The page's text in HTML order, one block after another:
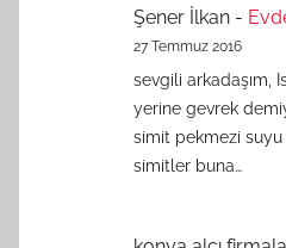
Şener İlkan -
27 Temmuz 2016
sevgili arkadaşım,
yerine gevrek
simit pekmezi suyu
simitler buna…